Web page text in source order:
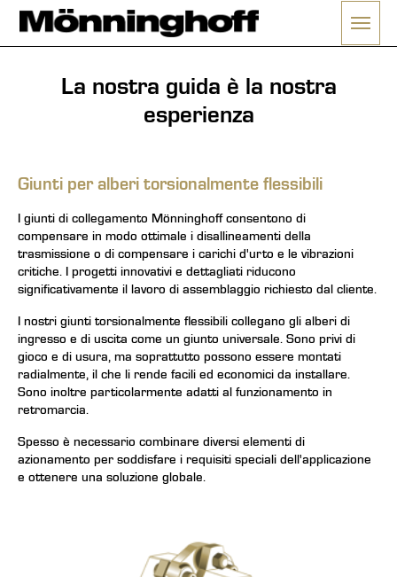
La nostra guida è la nostra
esperienza
Giunti per alberi torsionalmente flessibili
I giunti di collegamento Mönninghoff consentono di
compensare in modo ottimale i disallineamenti della
trasmissione o di compensare i carichi d'urto e le vibrazioni
critiche. I progetti innovativi e dettagliati riducono
significativamente il lavoro di assemblaggio richiesto dal cliente.
I nostri giunti torsionalmente flessibili collegano gli alberi di
ingresso e di uscita come un giunto universale. Sono privi di
gioco e di usura, ma soprattutto possono essere montati
radialmente, il che li rende facili ed economici da installare.
Sono inoltre particolarmente adatti al funzionamento in
retromarcia.
Spesso è necessario combinare diversi elementi di
azionamento per soddisfare i requisiti speciali dell'applicazione
e ottenere una soluzione globale.